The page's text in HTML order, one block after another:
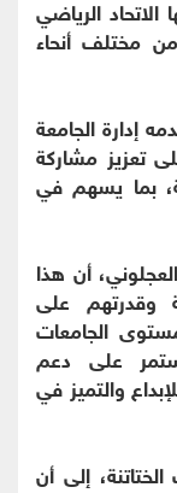
الرياضي
بمشاركة 17 جامعة من مختلف أنحاء
إدارة الجامعة
تعزيز مشاركة
بما يسهم في
أن هذا
وقدرتهم على
الجامعات
على دعم
والتميز في
إلى أن